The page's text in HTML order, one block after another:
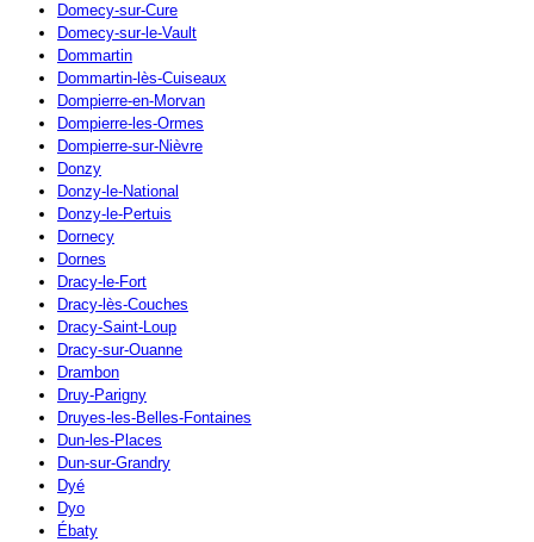
Domecy-sur-Cure
Domecy-sur-le-Vault
Dommartin
Dommartin-lès-Cuiseaux
Dompierre-en-Morvan
Dompierre-les-Ormes
Dompierre-sur-Nièvre
Donzy
Donzy-le-National
Donzy-le-Pertuis
Dornecy
Dornes
Dracy-le-Fort
Dracy-lès-Couches
Dracy-Saint-Loup
Dracy-sur-Ouanne
Drambon
Druy-Parigny
Druyes-les-Belles-Fontaines
Dun-les-Places
Dun-sur-Grandry
Dyé
Dyo
Ébaty